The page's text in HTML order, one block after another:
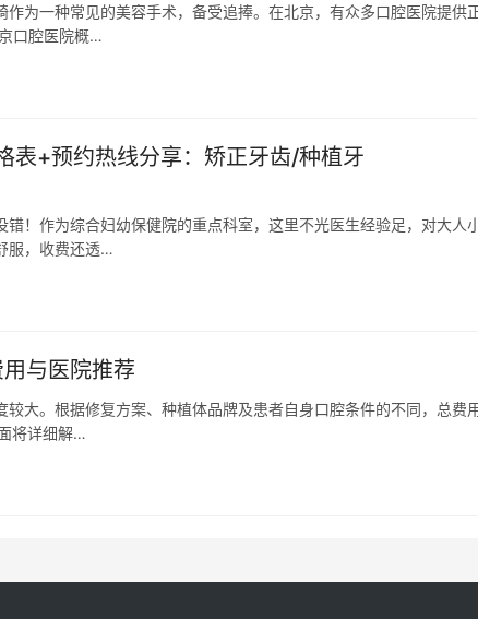
为一种常见的美容手术，备受追捧。在北京，有众多口腔医院提供
口腔医院概…
表+预约热线分享：矫正牙齿/种植牙
！作为综合妇幼保健院的重点科室，这里不光医生经验足，对大人
服，收费还透…
与医院推荐
大。根据修复方案、种植体品牌及患者自身口腔条件的不同，总费
将详细解…